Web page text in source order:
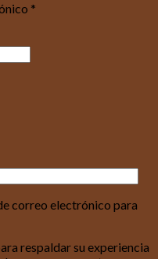
*
correo electrónico para
respaldar su experiencia